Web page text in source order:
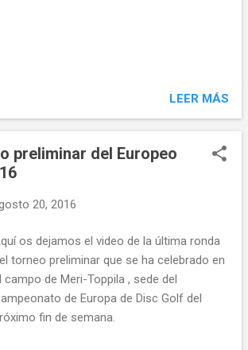
LEER MÁS
preliminar del Europeo
20, 2016
os dejamos el video de la última ronda
torneo preliminar que se ha celebrado en
campo de Meri-Toppila , sede del
de Europa de Disc Golf del
fin de semana.